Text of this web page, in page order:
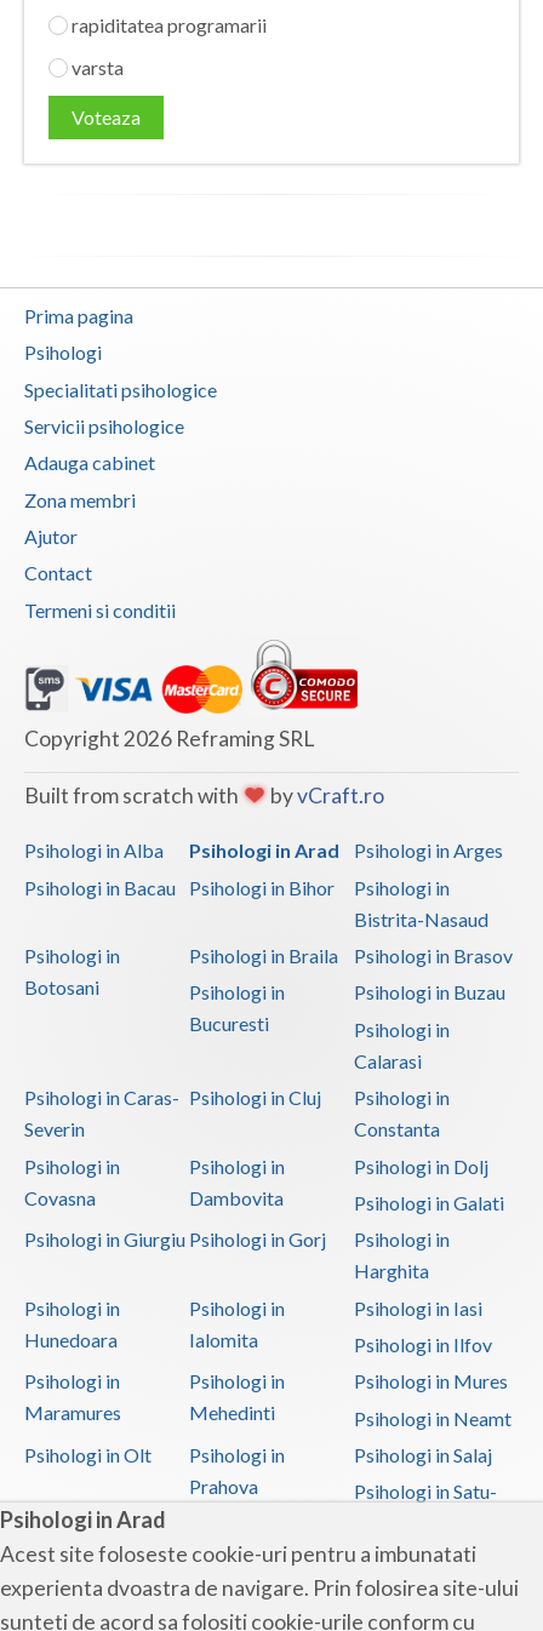
Psihologi in Arad
Acest site foloseste cookie-uri pentru a imbunatati
experienta dvoastra de navigare. Prin folosirea site-ului
sunteti de acord sa folositi cookie-urile conform cu
rapiditatea programarii
varsta
Voteaza
Prima pagina
Psihologi
Specialitati psihologice
Servicii psihologice
Adauga cabinet
Zona membri
Ajutor
Contact
Termeni si conditii
Copyright 2026 Reframing SRL
Built from scratch with byvCraft.ro
Psihologi in Alba Psihologi in Arad
Psihologi in Arges
Psihologi in Bacau
Psihologi in Bihor
Psihologi in
Bistrita-Nasaud
Psihologi in
Botosani
Psihologi in Braila
Psihologi in Brasov
Psihologi in
Bucuresti
Psihologi in Buzau
Psihologi in
Calarasi
Psihologi in Caras-
Severin
Psihologi in Cluj
Psihologi in
Constanta
Psihologi in
Covasna
Psihologi in
Dambovita
Psihologi in Dolj
Psihologi in Galati
Psihologi in Giurgiu Psihologi in Gorj
Psihologi in
Harghita
Psihologi in
Hunedoara
Psihologi in
Ialomita
Psihologi in Iasi
Psihologi in Ilfov
Psihologi in
Maramures
Psihologi in
Mehedinti
Psihologi in Mures
Psihologi in Neamt
Psihologi in Olt
Psihologi in
Prahova
Psihologi in Salaj
Psihologi in Satu-
Psihologi in Sibiu
Psihologi in
Suceava
Psihologi in
Teleorman